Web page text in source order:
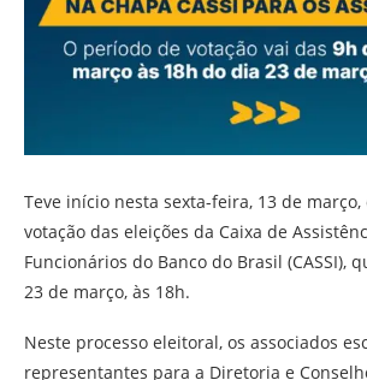
Teve início nesta sexta-feira, 13 de
votação das eleições da Caixa de
Funcionários do Banco do Brasil (CASSI),
23 de março, às 18h.
Neste processo eleitoral, os associados
representantes para a Diretoria e